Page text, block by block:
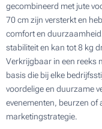
gecombineerd met jute
70 cm zijn versterkt en
comfort en
stabiliteit en kan tot 8 kg
Verkrijgbaar in een reeks
basis die bij elke
voordelige en duurzame
evenementen, beurzen of
marketingstrategie.